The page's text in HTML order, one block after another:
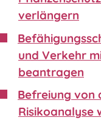
verlängern
und Verkehr
beantragen
Befreiung von
Risikoanalyse